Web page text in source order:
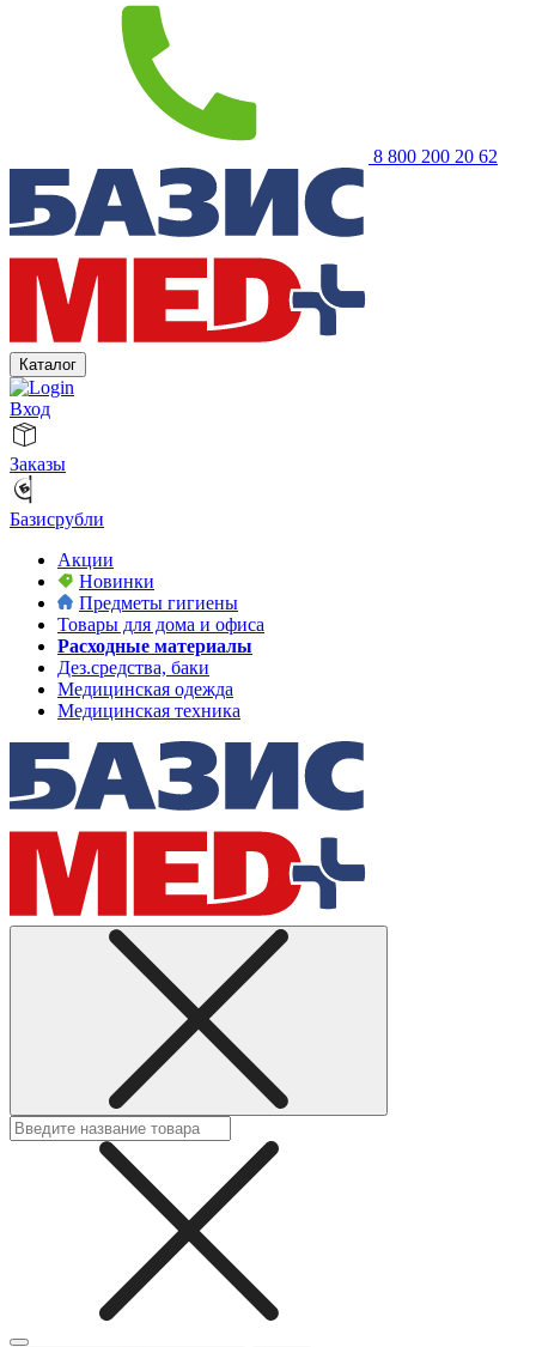
8 800 200 20 62
Каталог
Вход
Заказы
Базисрубли
Акции
Новинки
Предметы гигиены
Товары для дома и офиса
Расходные материалы
Дез.средства, баки
Медицинская одежда
Медицинская техника